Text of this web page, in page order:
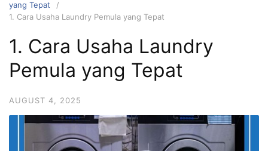
yang Tepat
1. Cara Usaha Laundry Pemula yang Tepat
1. Cara Usaha Laundry
Pemula yang Tepat
AUGUST 4, 2025